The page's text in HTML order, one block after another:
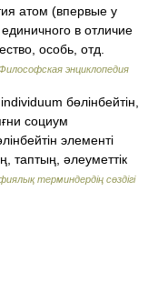
атом (впервые у
в отличие
особь, отд.
энциклопедия
бөлінбейтін,
социум
элементі
таптың, әлеуметтік
терминдердің сөздігі